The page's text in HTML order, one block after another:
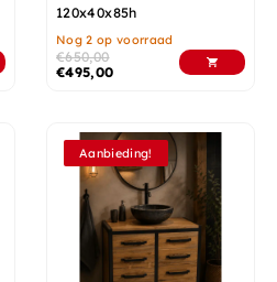
120x40x85h
Nog 2 op voorraad
€650,00
€495,00
Aanbieding!